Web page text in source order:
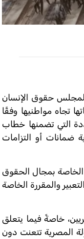
حقوق الإنسان
تجاه مواطنيها وفقًا
التي تضمنها خطاب
ضمانات أو التزامات
الخاصة بمجال الحقوق
والمقررة الخاصة
خاصةً فيما يتعلق
المصرية تتعنت دون